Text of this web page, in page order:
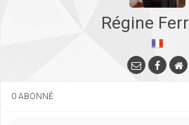
Régine
0 ABONNÉ